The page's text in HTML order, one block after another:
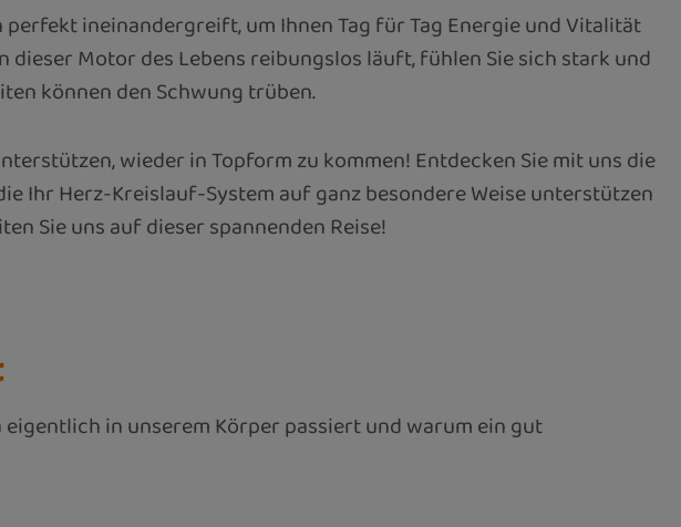
ineinandergreift, um Ihnen Tag für Tag Energie und Vitalität
dieser Motor des Lebens reibungslos läuft, fühlen Sie sich stark und
können den Schwung trüben.
wieder in Topform zu kommen! Entdecken Sie mit uns die
Ihr Herz-Kreislauf-System auf ganz besondere Weise unterstützen
Sie uns auf dieser spannenden Reise!
in unserem Körper passiert und warum ein gut